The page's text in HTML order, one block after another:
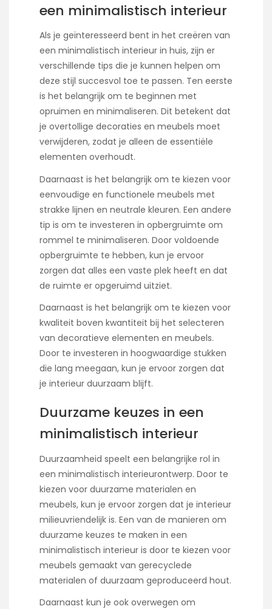
een minimalistisch interieur
Als je geïnteresseerd bent in het creëren van
een minimalistisch interieur in huis, zijn er
verschillende tips die je kunnen helpen om
deze stijl succesvol toe te passen. Ten eerste
is het belangrijk om te beginnen met
opruimen en minimaliseren. Dit betekent dat
je overtollige decoraties en meubels moet
verwijderen, zodat je alleen de essentiële
elementen overhoudt.
Daarnaast is het belangrijk om te kiezen voor
eenvoudige en functionele meubels met
strakke lijnen en neutrale kleuren. Een andere
tip is om te investeren in opbergruimte om
rommel te minimaliseren. Door voldoende
opbergruimte te hebben, kun je ervoor
zorgen dat alles een vaste plek heeft en dat
de ruimte er opgeruimd uitziet.
Daarnaast is het belangrijk om te kiezen voor
kwaliteit boven kwantiteit bij het selecteren
van decoratieve elementen en meubels.
Door te investeren in hoogwaardige stukken
die lang meegaan, kun je ervoor zorgen dat
je interieur duurzaam blijft.
Duurzame keuzes in een
minimalistisch interieur
Duurzaamheid speelt een belangrijke rol in
een minimalistisch interieurontwerp. Door te
kiezen voor duurzame materialen en
meubels, kun je ervoor zorgen dat je interieur
milieuvriendelijk is. Een van de manieren om
duurzame keuzes te maken in een
minimalistisch interieur is door te kiezen voor
meubels gemaakt van gerecyclede
materialen of duurzaam geproduceerd hout.
Daarnaast kun je ook overwegen om